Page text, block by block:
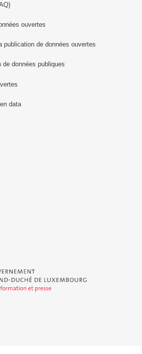
ouvertes
publication de données ouvertes
de données publiques
data
Grand-Duché de Luxembourg - Service